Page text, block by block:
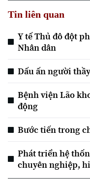
Xu hướng
Tin liên quan
Y tế Thủ đô đột
Nhân dân
Dấu ấn người
Bệnh viện Lão
động
Bước tiến trong
Phát triển hệ
chuyên nghiệp,